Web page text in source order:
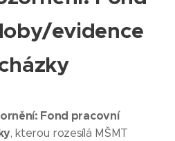
evidence
Fond pracovní
, kterou rozesílá MŠMT